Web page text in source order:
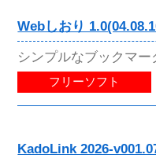
Webしおり
シンプルなブックマー
フリーソフト
KadoLink 2026-